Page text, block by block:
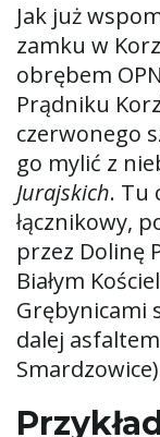
Jak już
zamku w
obrębem
Prądniku
czerwonego
go mylić z
Jurajskich. Tu
łącznikowy,
przez Dolinę
Białym
Grębynicami
dalej